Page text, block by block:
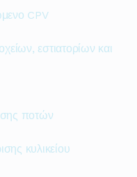
CPV
εστιατορίων και
ποτών
κυλικείου